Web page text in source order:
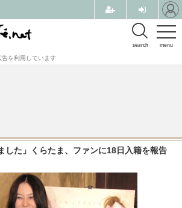
menu
search
を利用しています
した」くらたま、ファンに18日入籍を報告